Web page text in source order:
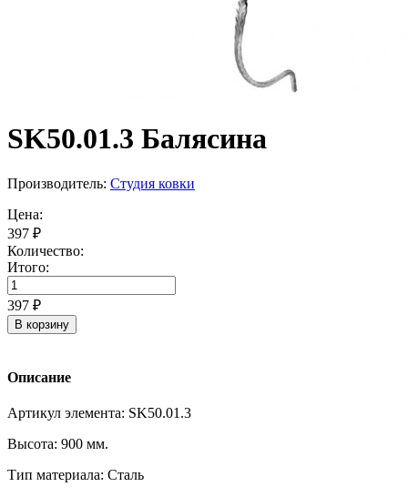
SK50.01.3 Балясина
Производитель: Студия ковки
Цена:
397 ₽
Количество:
Итого:
397 ₽
В корзину
Описание
Артикул элемента: SK50.01.3
Высота: 900 мм.
Тип материала: Сталь